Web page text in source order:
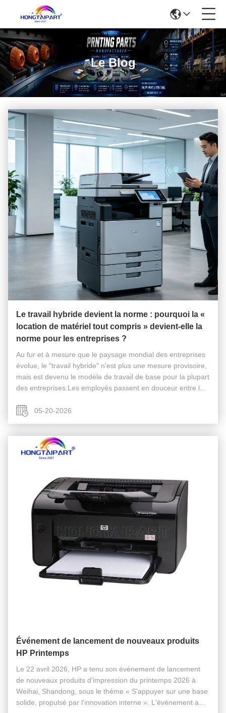
Le Blog
Le travail hybride devient la norme : pourquoi la «
location de matériel tout compris » devient-elle la
norme pour les entreprises ?
Au fur et à mesure que le paysage mondial des entreprises
évolue, le "travail hybride" n'est plus une mesure provisoire,
mais est devenu le modèle de travail de base pour la plupart
des entreprises.Les employés passent en douceur entre la
...
05-20-2026
Événement de lancement de nouveaux produits
HP Printemps
Le 22 avril 2026, HP a tenu son événement de lancement
de nouveaux produits d'impression du printemps 2026 à
Weihai, Shandong, sous le thème « S'appuyer sur une base
solide, propulsé par l'innovation interne ». L'événement a